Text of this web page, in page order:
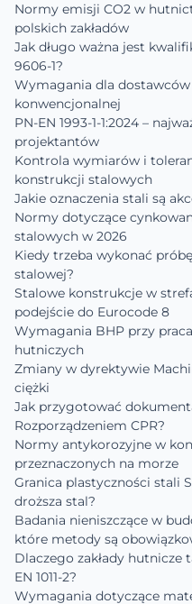
Normy emisji CO2 w
polskich zakładów
Jak długo ważna jest
9606-1?
Wymagania dla
konwencjonalnej
PN-EN 1993-1-1:2024 –
projektantów
Kontrola wymiarów i
konstrukcji stalowych
Jakie oznaczenia stali są
Normy dotyczące
stalowych w 2026
Kiedy trzeba wykonać
stalowej?
Stalowe konstrukcje w
podejście do Eurocode 8
Wymagania BHP przy
hutniczych
Zmiany w dyrektywie
ciężki
Jak przygotować
Rozporządzeniem CPR?
Normy antykorozyjne w
przeznaczonych na morze
Granica plastyczności stali
droższa stal?
Badania nieniszczące w
które metody są
Dlaczego zakłady
EN 1011-2?
Wymagania dotyczące